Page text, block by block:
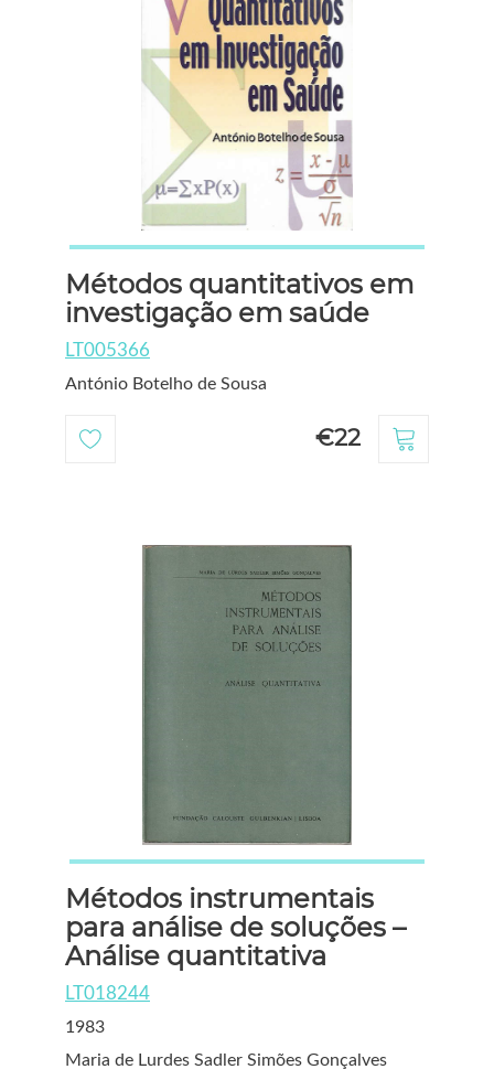
Métodos quantitativos em
investigação em saúde
LT005366
António Botelho de Sousa
€22
Métodos instrumentais
para análise de soluções –
Análise quantitativa
LT018244
1983
Maria de Lurdes Sadler Simões Gonçalves